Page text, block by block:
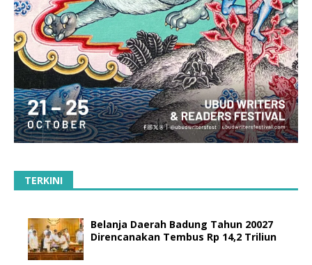
TERKINI
Belanja Daerah Badung Tahun 20027
Direncanakan Tembus Rp 14,2 Triliun